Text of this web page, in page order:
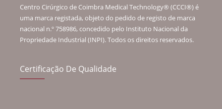
Centro Cirúrgico de Coimbra Medical Technology® (CCCI®) é
uma marca registada, objeto do pedido de registo de marca
nacional n.º 758986, concedido pelo Instituto Nacional da
Propriedade Industrial (INPI). Todos os direitos reservados.
Certificação De Qualidade